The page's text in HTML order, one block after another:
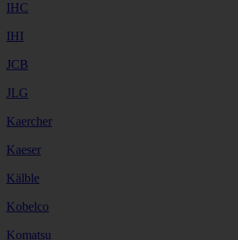
IHC
IHI
JCB
JLG
Kaercher
Kaeser
Kälble
Kobelco
Komatsu